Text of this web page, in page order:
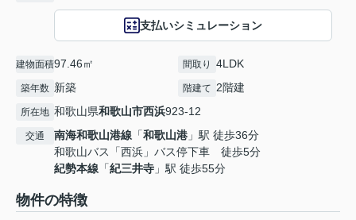
支払いシミュレーション
建物面積97.46㎡ 間取り 4LDK
築年数 新築 階建て 2階建
所在地 和歌山県和歌山市西浜923-12
交通 南海和歌山港線 「和歌山港 」駅 徒歩36分
和歌山バス「西浜」バス停下車 徒歩5分
紀勢本線 「紀三井寺 」駅 徒歩55分
物件の特徴